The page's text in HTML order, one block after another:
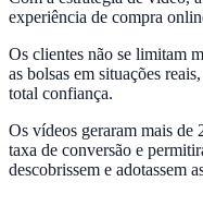
experiência de compra
Os clientes não se limitam
as bolsas em situações
total confiança.
Os vídeos geraram mais de
taxa de conversão e
descobrissem e adotassem